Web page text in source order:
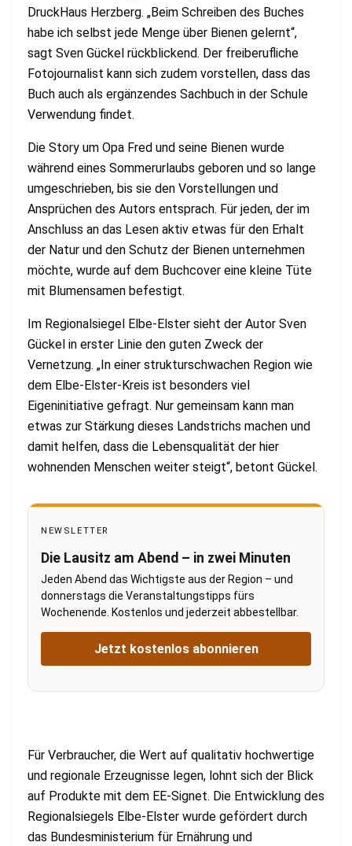
DruckHaus Herzberg. „Beim Schreiben des Buches
habe ich selbst jede Menge über Bienen gelernt“,
sagt Sven Gückel rückblickend. Der freiberufliche
Fotojournalist kann sich zudem vorstellen, dass das
Buch auch als ergänzendes Sachbuch in der Schule
Verwendung findet.
Die Story um Opa Fred und seine Bienen wurde
während eines Sommerurlaubs geboren und so lange
umgeschrieben, bis sie den Vorstellungen und
Ansprüchen des Autors entsprach. Für jeden, der im
Anschluss an das Lesen aktiv etwas für den Erhalt
der Natur und den Schutz der Bienen unternehmen
möchte, wurde auf dem Buchcover eine kleine Tüte
mit Blumensamen befestigt.
Im Regionalsiegel Elbe-Elster sieht der Autor Sven
Gückel in erster Linie den guten Zweck der
Vernetzung. „In einer strukturschwachen Region wie
dem Elbe-Elster-Kreis ist besonders viel
Eigeninitiative gefragt. Nur gemeinsam kann man
etwas zur Stärkung dieses Landstrichs machen und
damit helfen, dass die Lebensqualität der hier
wohnenden Menschen weiter steigt“, betont Gückel.
NEWSLETTER
Die Lausitz am Abend – in zwei Minuten
Jeden Abend das Wichtigste aus der Region – und
donnerstags die Veranstaltungstipps fürs
Wochenende. Kostenlos und jederzeit abbestellbar.
Jetzt kostenlos abonnieren
Für Verbraucher, die Wert auf qualitativ hochwertige
und regionale Erzeugnisse legen, lohnt sich der Blick
auf Produkte mit dem EE-Signet. Die Entwicklung des
Regionalsiegels Elbe-Elster wurde gefördert durch
das Bundesministerium für Ernährung und